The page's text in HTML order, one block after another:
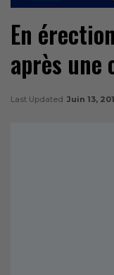
En
après une
Last Updated Juin 13,